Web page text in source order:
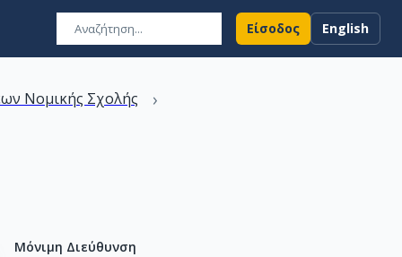
Είσοδος English
Νομικής Σχολής ›
Μόνιμη Διεύθυνση